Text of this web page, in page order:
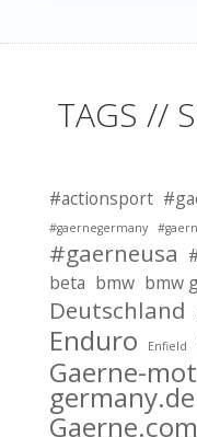
TAGS //
#actionsport
#gaernegermany
#gaerneusa
beta bmw bmw
Deutschland
Enduro Enfield
Gaerne-
germany.de
Gaerne.com